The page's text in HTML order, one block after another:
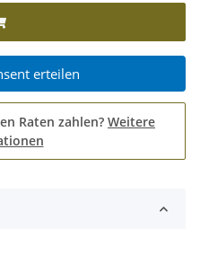
erteilen
Raten zahlen? Weitere